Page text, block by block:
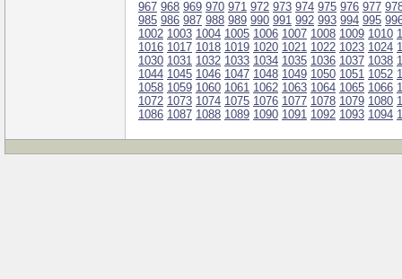
967 968 969 970 971 972 973 974 975 976 977
985 986 987 988 989 990 991 992 993 994 995
1002 1003 1004 1005 1006 1007 1008 1009 1010
1016 1017 1018 1019 1020 1021 1022 1023 1024
1030 1031 1032 1033 1034 1035 1036 1037 1038
1044 1045 1046 1047 1048 1049 1050 1051 1052
1058 1059 1060 1061 1062 1063 1064 1065 1066
1072 1073 1074 1075 1076 1077 1078 1079 1080
1086 1087 1088 1089 1090 1091 1092 1093 1094